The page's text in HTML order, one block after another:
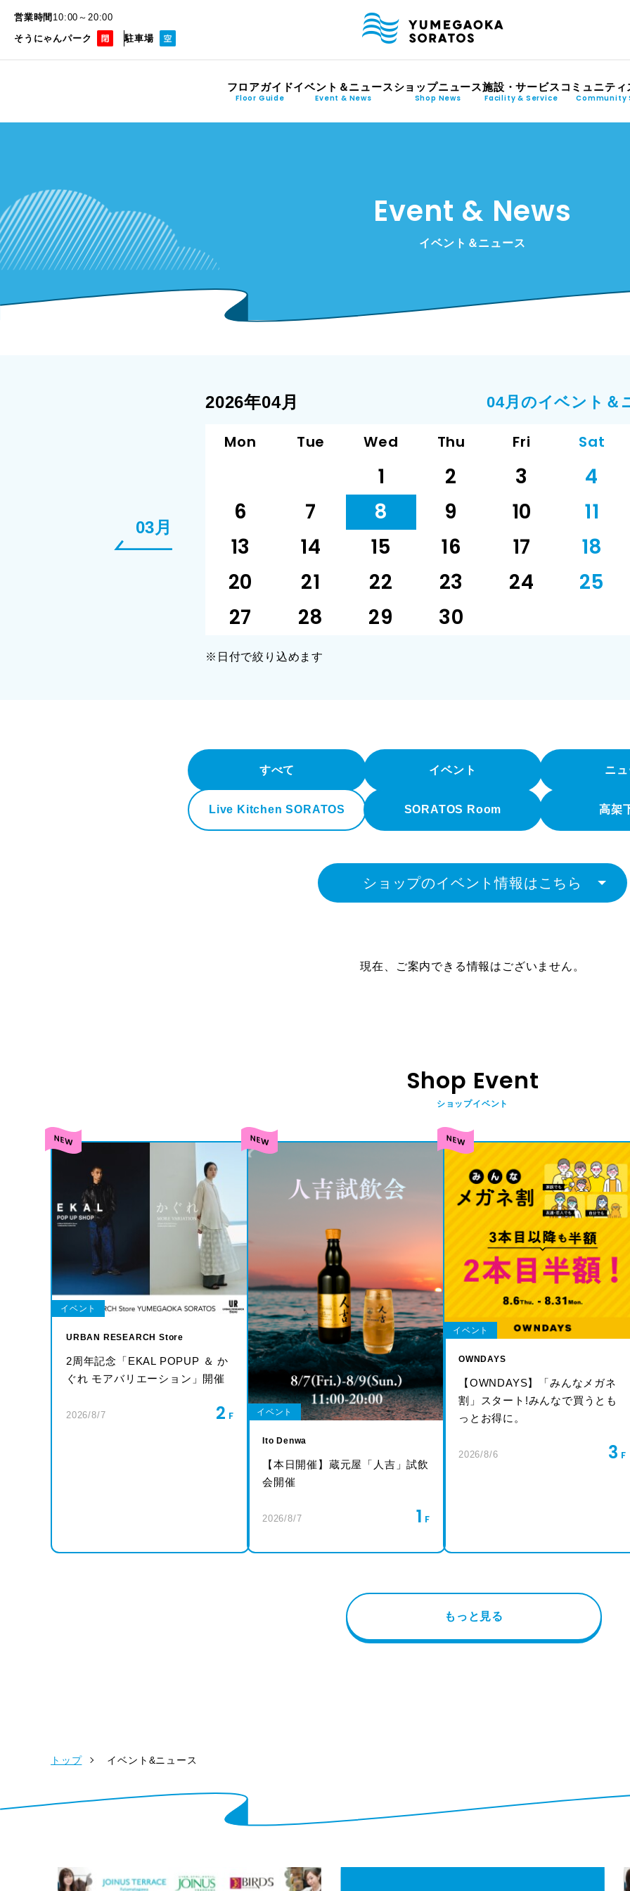
営業時間 10:00～20:00
そうにゃんパーク
駐車場
フロアガイド
Floor Guide
イベント＆ニュース
Event & News
ショップニュース
Shop News
施設・サービス
Facility & Service
コミュニティ
Community
Event & News
イベント＆ニュース
03月
2026年04月 04月のイベント＆
Mon Tue Wed Thu Fri Sat
1 2 3 4
6
7 8 9 10 11
13
14 15 16 17 18
20
21 22 23 24 25
27
28 29 30
※日付で絞り込めます
すべて イベント ニ
Live Kitchen SORATOS SORATOS Room 高架
ショップのイベント情報はこちら
現在、ご案内できる情報はございません。
Shop Event
ショップイベント
イベント
URBAN RESEARCH Store
2周年記念「EKAL POPUP ＆ か
ぐれ モアバリエーション」開催
2026/8/7 2 イベント
Ito Denwa
【本日開催】蔵元屋「人吉」試飲
会開催
2026/8/7 1
イベント
OWNDAYS
【OWNDAYS】「みんなメガネ
割」スタート!みんなで買うとも
っとお得に。
2026/8/6 3
もっと見る
トップ イベント&ニュース